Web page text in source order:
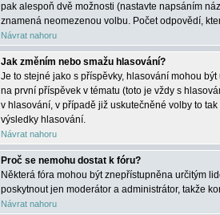
pak alespoň dvě možnosti (nastavte napsáním
znamená neomezenou volbu. Počet odpovědí,
Návrat nahoru
Jak změním nebo smažu hlasování?
Je to stejné jako s příspěvky, hlasování mohou
na první příspěvek v tématu (toto je vždy s
v hlasování, v případě již uskutečněné volby to
výsledky hlasování.
Návrat nahoru
Proč se nemohu dostat k fóru?
Některá fóra mohou být znepřístupněna určitým
poskytnout jen moderátor a administrátor, takže
Návrat nahoru